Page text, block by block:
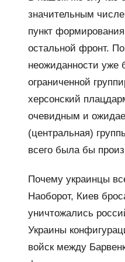
значительным
пункт
остальной фронт.
неожиданности уже
ограниченной
херсонский
очевидным и
(центральная)
всего была бы
Почему украинцы
Наоборот, Киев
уничтожались
Украины
войск между